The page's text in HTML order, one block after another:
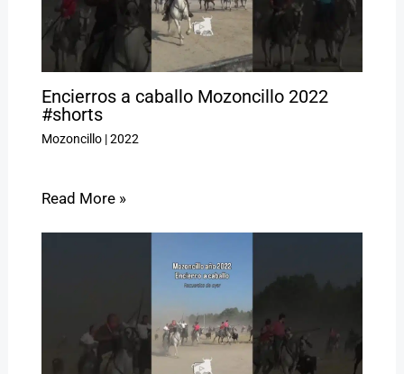
Encierros a caballo Mozoncillo 2022
#shorts
Mozoncillo|2022
Read More »